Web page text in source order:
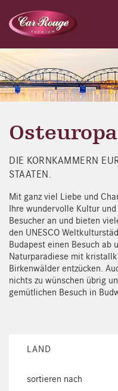
Osteuropa
DIE KORNKAMMERN
STAATEN.
Mit ganz viel Liebe und
Ihre wundervolle Kultur
Besucher an und bieten
den UNESCO
Budapest einen Besuch ab
Naturparadiese mit
Birkenwälder entzücken.
nichts zu wünschen übrig
gemütlichen Besuch in
LAND
sortieren nach